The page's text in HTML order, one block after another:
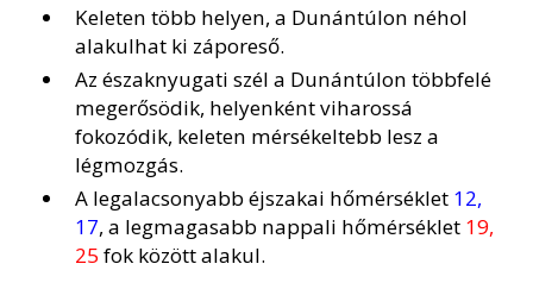
Keleten több helyen, a Dunántúlon néhol
alakulhat ki záporeső.
Az északnyugati szél a Dunántúlon többfelé
megerősödik, helyenként viharossá
fokozódik, keleten mérsékeltebb lesz a
légmozgás.
A legalacsonyabb éjszakai hőmérséklet 12,
17, a legmagasabb nappali hőmérséklet 19,
25 fok között alakul.